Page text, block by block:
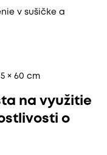
v sušičke a
× 60 cm
na využitie
o